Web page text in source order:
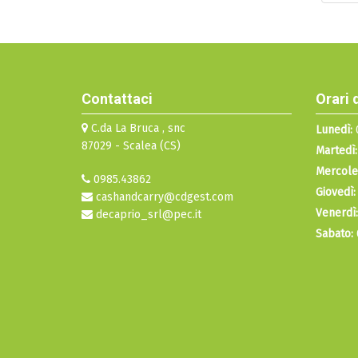
Contattaci
C.da La Bruca , snc
87029 - Scalea (CS)
0985.43862
cashandcarry@cdgest.com
decaprio_srl@pec.it
Orari
Lunedì:
Martedì:
Giovedì:
Venerdì:
Sabato: